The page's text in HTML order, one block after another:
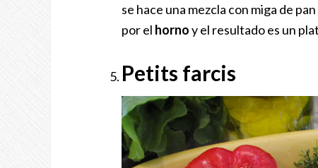
se hace una mezcla con miga de
por el hornoy el resultado es un
Petits farcis